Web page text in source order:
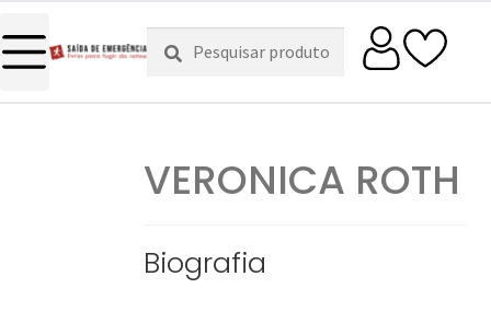
Pesquisar
por:
Pesquisa
VERONICA ROTH
Biografia